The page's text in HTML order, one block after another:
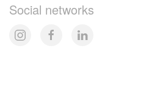
Social networks